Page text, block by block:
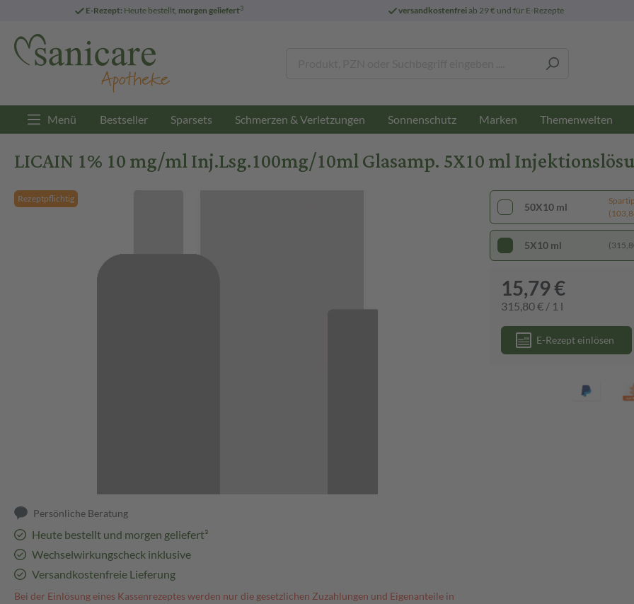
E-Rezept: Heute bestellt, morgen geliefert3 versandkostenfreiab 29 € und für E-Rezepte
Menü Bestseller Sparsets Schmerzen & Verletzungen Sonnenschutz Marken Themenwelten
LICAIN 1% 10 mg/ml Inj.Lsg.100mg/10ml Glasamp. 5X10 ml
Rezeptpflichtig
Persönliche Beratung
Heute bestellt und morgen geliefert³
Wechselwirkungscheck inklusive
Versandkostenfreie Lieferung
Bei der Einlösung eines Kassenrezeptes werden nur die gesetzlichen Zuzahlungen und Eigenanteile in
50X10 ml
5X10 ml
15,79 €
315,80 € / 1 l
E-Rezept einlösen